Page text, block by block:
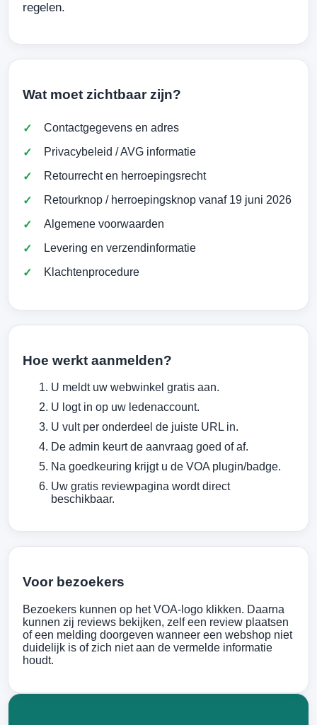
regelen.
Wat moet zichtbaar zijn?
Contactgegevens en adres
Privacybeleid / AVG informatie
Retourrecht en herroepingsrecht
Retourknop / herroepingsknop vanaf 19 juni 2026
Algemene voorwaarden
Levering en verzendinformatie
Klachtenprocedure
Hoe werkt aanmelden?
U meldt uw webwinkel gratis aan.
U logt in op uw ledenaccount.
U vult per onderdeel de juiste URL in.
De admin keurt de aanvraag goed of af.
Na goedkeuring krijgt u de VOA plugin/badge.
Uw gratis reviewpagina wordt direct
beschikbaar.
Voor bezoekers
Bezoekers kunnen op het VOA-logo klikken. Daarna
kunnen zij reviews bekijken, zelf een review plaatsen
of een melding doorgeven wanneer een webshop niet
duidelijk is of zich niet aan de vermelde informatie
houdt.